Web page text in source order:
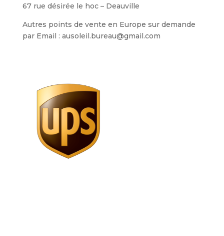
67 rue désirée le hoc – Deauville
Autres points de vente en Europe sur demande
par Email : ausoleil.bureau@gmail.com